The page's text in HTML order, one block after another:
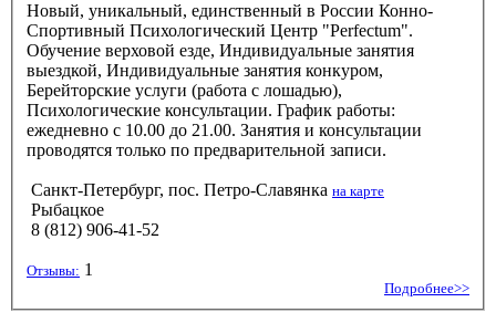
Новый, уникальный, единственный в России Конно-
Спортивный Психологический Центр "Perfectum".
Обучение верховой езде, Индивидуальные занятия
выездкой, Индивидуальные занятия конкуром,
Берейторские услуги (работа с лошадью),
Психологические консультации. График работы:
ежедневно с 10.00 до 21.00. Занятия и консультации
проводятся только по предварительной записи.
Санкт-Петербург, пос. Петро-Славянка на карте
Рыбацкое
8 (812) 906-41-52
Отзывы: 1
Подробнее>>